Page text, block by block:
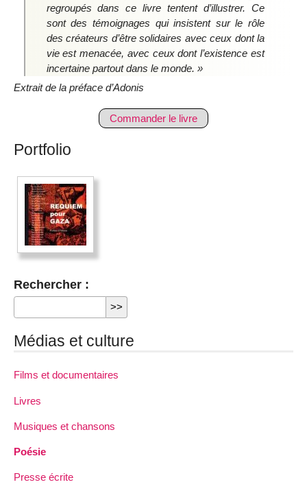
regroupés dans ce livre tentent d’illustrer. Ce
sont des témoignages qui insistent sur le rôle
des créateurs d’être solidaires avec ceux dont la
vie est menacée, avec ceux dont l’existence est
incertaine partout dans le monde. »
Extrait de la préface d’Adonis
Commander le livre
Portfolio
Rechercher :
Médias et culture
Films et documentaires
Livres
Musiques et chansons
Poésie
Presse écrite